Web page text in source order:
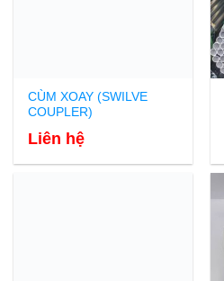
CÙM XOAY (SWILVE
COUPLER)
Liên hệ